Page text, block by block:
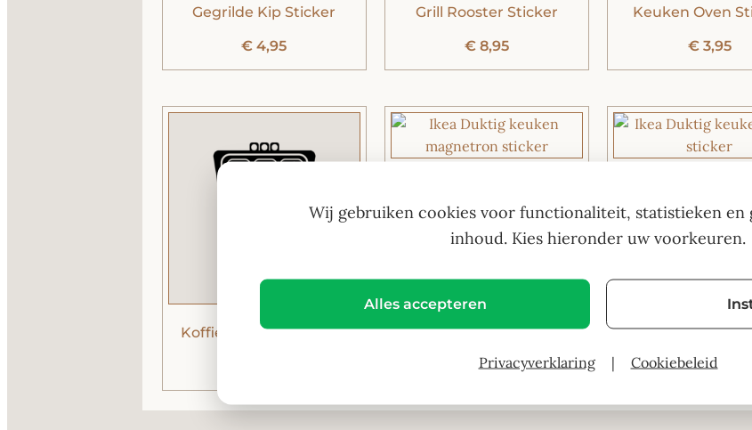
Gegrilde Kip Sticker
€ 4,95
Grill Rooster Sticker
€8,95
Keuken Oven
€3,95
Koffie Expresso Sticker
€ 3,95
€4,95
Wij gebruiken cookies voor functionaliteit, statistieken en
inhoud. Kies hieronder uw voorkeuren.
Alles accepteren
Privacyverklaring | Cookiebeleid